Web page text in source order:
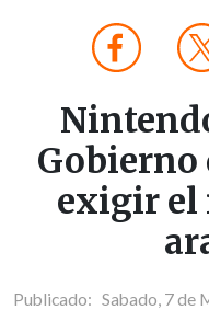
Gobierno
exigir el
Publicado: Sabado, 7 de